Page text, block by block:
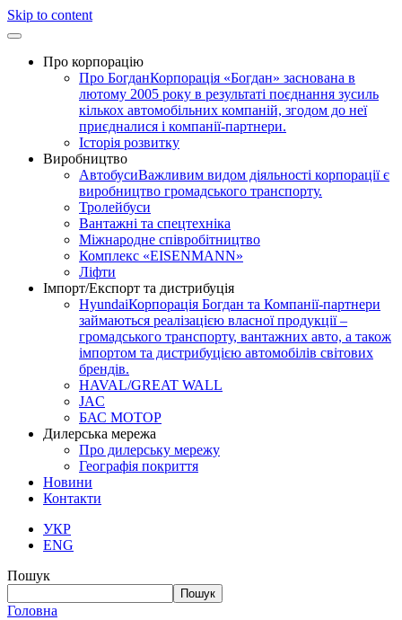
Skip to content
Про корпорацію
Про БогданКорпорація «Богдан» заснована в
лютому 2005 року в результаті поєднання зусиль
кількох автомобільних компаній, згодом до неї
приєдналися і компанії-партнери.
Історія розвитку
Виробництво
АвтобусиВажливим видом діяльності корпорації є
виробництво громадського транспорту.
Тролейбуси
Вантажні та спецтехніка
Міжнародне співробітництво
Комплекс «EISENMANN»
Ліфти
Імпорт/Експорт та дистрибуція
HyundaiКорпорація Богдан та Компанії-партнери
займаються реалізацією власної продукції –
громадського транспорту, вантажних авто, а також
імпортом та дистрибуцією автомобілів світових
брендів.
HAVAL/GREAT WALL
JAC
БАС МОТОР
Дилерська мережа
Про дилерську мережу
Географія покриття
Новини
Контакти
УКР
ENG
Пошук
Пошук
Головна